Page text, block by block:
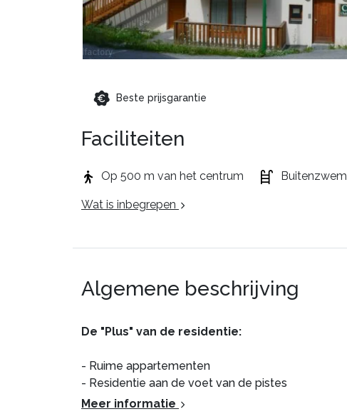
Beste prijsgarantie
Faciliteiten
Op 500 m van het centrum
Wat is inbegrepen
Algemene beschrijving
De "Plus" van de residentie:
- Ruime appartementen
- Residentie aan de voet van de pistes
Meer informatie